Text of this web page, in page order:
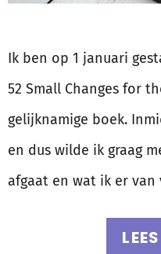
Ik ben op 1 januari
52 Small Changes for
gelijknamige boek.
en dus wilde ik graag
afgaat en wat ik er van